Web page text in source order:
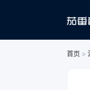
首页 >